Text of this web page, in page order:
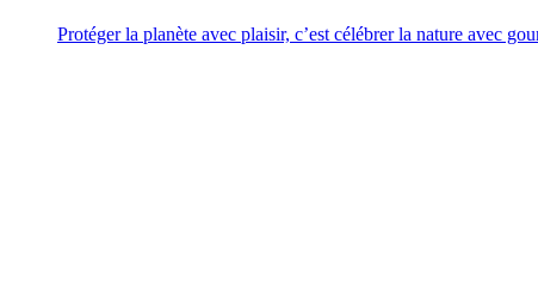
Protéger la planète avec plaisir, c’est célébrer la nature avec